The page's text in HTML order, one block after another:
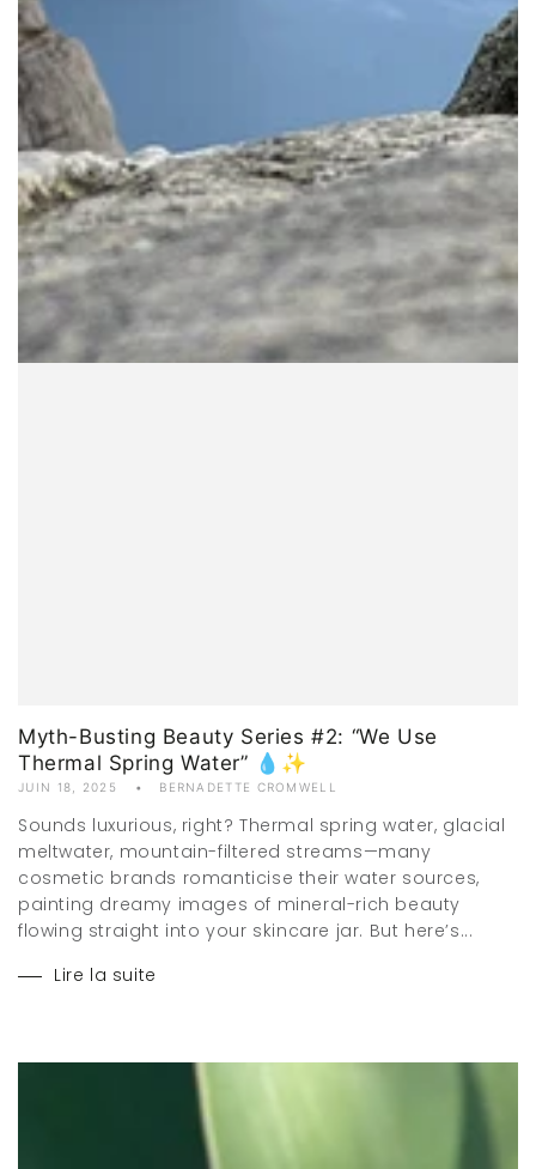
Myth-Busting Beauty Series #2: “We Use
Thermal Spring Water” 💧✨
JUIN 18, 2025 BERNADETTE CROMWELL
Sounds luxurious, right? Thermal spring water, glacial
meltwater, mountain-filtered streams—many
cosmetic brands romanticise their water sources,
painting dreamy images of mineral-rich beauty
flowing straight into your skincare jar. But here’s...
Lire la suite